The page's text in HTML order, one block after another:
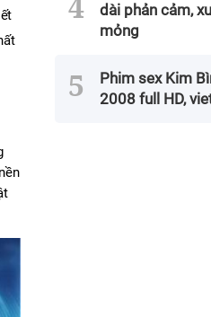
dài phản cảm,
mỏng
Phim sex Kim
2008 full HD,